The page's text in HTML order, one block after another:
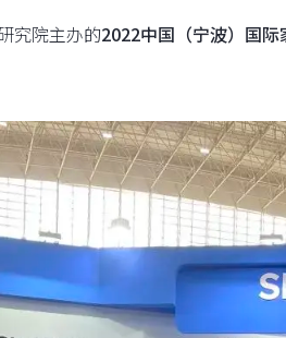
究院主办的2022中国（宁波）国